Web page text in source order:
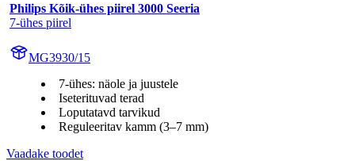
Philips Kõik-ühes piirel 3000 Seeria
7-ühes piirel
MG3930/15
7-ühes: näole ja juustele
Iseterituvad terad
Loputatavd tarvikud
Reguleeritav kamm (3–7 mm)
Vaadake toodet